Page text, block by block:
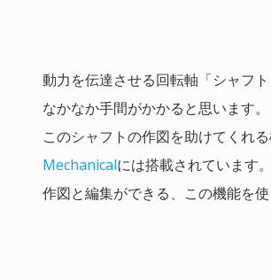
動力を伝達させる回転軸「シャフ
なかなか手間がかかると思います。
このシャフトの作図を助けてくれ
Mechanicalには搭載されています。
作図と編集ができる、この機能を使